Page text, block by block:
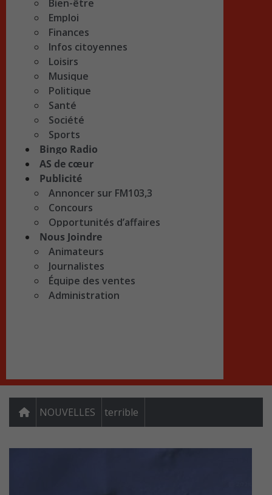
Bien-être
Emploi
Finances
Infos citoyennes
Loisirs
Musique
Politique
Santé
Société
Sports
Bingo Radio
AS de cœur
Publicité
Annoncer sur FM103,3
Concours
Opportunités d’affaires
Nous Joindre
Animateurs
Journalistes
Équipe des ventes
Administration
NOUVELLES terrible